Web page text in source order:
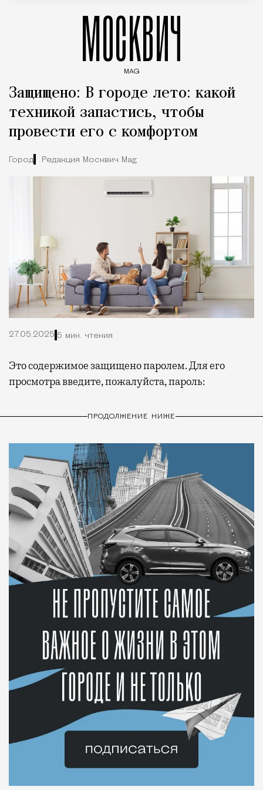
МОСКВИЧ
MAG
Защищено: В городе лето: какой
техникой запастись, чтобы
провести его с комфортом
Город Редакция Москвич Mag
27.05.2025 5 мин. чтения
Это содержимое защищено паролем. Для его
просмотра введите, пожалуйста, пароль:
ПРОДОЛЖЕНИЕ НИЖЕ